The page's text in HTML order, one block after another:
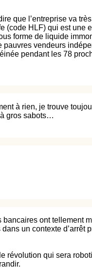
que l’entreprise va
(code HLF) qui est une
forme de liquide
vendeurs
pendant les 78
à rien, je trouve
à gros sabots…
ont tellement
un contexte d’arrêt
révolution qui sera